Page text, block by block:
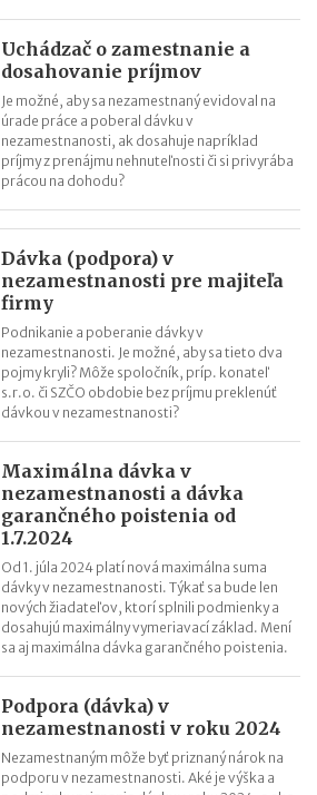
Uchádzač o zamestnanie a
dosahovanie príjmov
Je možné, aby sa nezamestnaný evidoval na
úrade práce a poberal dávku v
nezamestnanosti, ak dosahuje napríklad
príjmy z prenájmu nehnuteľnosti či si privyrába
prácou na dohodu?
Dávka (podpora) v
nezamestnanosti pre majiteľa
firmy
Podnikanie a poberanie dávky v
nezamestnanosti. Je možné, aby sa tieto dva
pojmy kryli? Môže spoločník, príp. konateľ
s.r.o. či SZČO obdobie bez príjmu preklenúť
dávkou v nezamestnanosti?
Maximálna dávka v
nezamestnanosti a dávka
garančného poistenia od
1.7.2024
Od 1. júla 2024 platí nová maximálna suma
dávky v nezamestnanosti. Týkať sa bude len
nových žiadateľov, ktorí splnili podmienky a
dosahujú maximálny vymeriavací základ. Mení
sa aj maximálna dávka garančného poistenia.
Podpora (dávka) v
nezamestnanosti v roku 2024
Nezamestnaným môže byť priznaný nárok na
podporu v nezamestnanosti. Aké je výška a